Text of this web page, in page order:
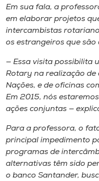
Em sua fala, a
em elaborar projetos
intercambistas
os estrangeiros que são
— Essa visita possibilita
Rotary na realização de
Nações, e de oficinas
Em 2015, nós
ações conjuntas —
Para a professora, o
principal impedimento
programas de
alternativas têm sido
o banco Santander,